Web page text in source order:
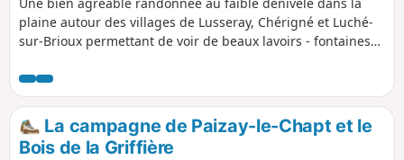
plaine autour des villages de Lusseray, Chérigné et Luché-
sur-Brioux permettant de voir de beaux lavoirs - fontaines
chemins (plus de 50 % du circuit) et les petites routes très
peu fréquentées (plus de 30 % du circuit) permettent un
cheminement tranquille et de profiter des ombrages et des
paysages tout au long du parcours.
La campagne de Paizay-le-Chapt et le
Bois de la Griffière